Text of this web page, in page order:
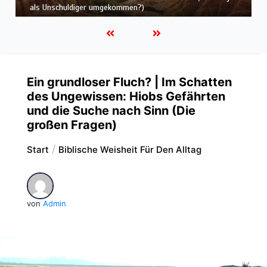
Suche nach Gerechtigkeit
Ein grundloser Fluch? | Im Schatten
des Ungewissen: Hiobs Gefährten
und die Suche nach Sinn (Die
großen Fragen)
Start Biblische Weisheit Für Den Alltag
von Admin